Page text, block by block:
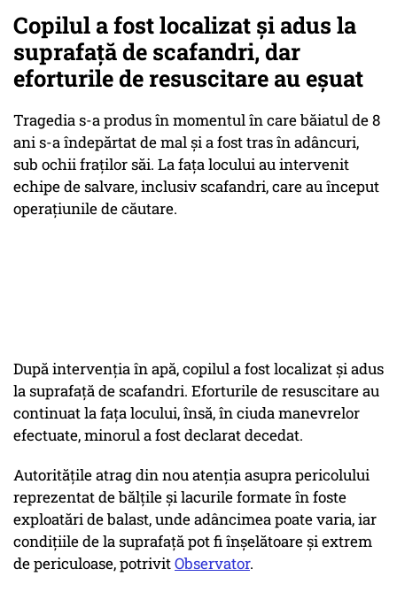
Copilul a fost localizat și adus la
suprafață de scafandri, dar
eforturile de resuscitare au eșuat
Tragedia s-a produs în momentul în care băiatul de 8
ani s-a îndepărtat de mal și a fost tras în adâncuri,
sub ochii fraților săi. La fața locului au intervenit
echipe de salvare, inclusiv scafandri, care au început
operațiunile de căutare.
După intervenția în apă, copilul a fost localizat și adus
la suprafață de scafandri. Eforturile de resuscitare au
continuat la fața locului, însă, în ciuda manevrelor
efectuate, minorul a fost declarat decedat.
Autoritățile atrag din nou atenția asupra pericolului
reprezentat de bălțile și lacurile formate în foste
exploatări de balast, unde adâncimea poate varia, iar
condițiile de la suprafață pot fi înșelătoare și extrem
de periculoase, potrivitObservator.